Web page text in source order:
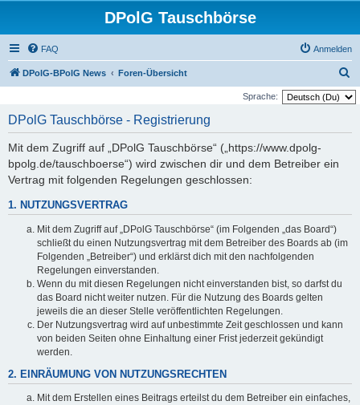
DPolG Tauschbörse
FAQ Anmelden
DPolG-BPolG News Foren-Übersicht
u
Sprache:
DPolG Tauschbörse - Registrierung
Mit dem Zugriff auf „DPolG Tauschbörse“ („https://www.dpolg-
bpolg.de/tauschboerse“) wird zwischen dir und dem Betreiber ein
Vertrag mit folgenden Regelungen geschlossen:
1. NUTZUNGSVERTRAG
Mit dem Zugriff auf „DPolG Tauschbörse“ (im Folgenden „das Board“)
schließt du einen Nutzungsvertrag mit dem Betreiber des Boards ab (im
Folgenden „Betreiber“) und erklärst dich mit den nachfolgenden
Regelungen einverstanden.
Wenn du mit diesen Regelungen nicht einverstanden bist, so darfst du
das Board nicht weiter nutzen. Für die Nutzung des Boards gelten
jeweils die an dieser Stelle veröffentlichten Regelungen.
Der Nutzungsvertrag wird auf unbestimmte Zeit geschlossen und kann
von beiden Seiten ohne Einhaltung einer Frist jederzeit gekündigt
werden.
2. EINRÄUMUNG VON NUTZUNGSRECHTEN
Mit dem Erstellen eines Beitrags erteilst du dem Betreiber ein einfaches,